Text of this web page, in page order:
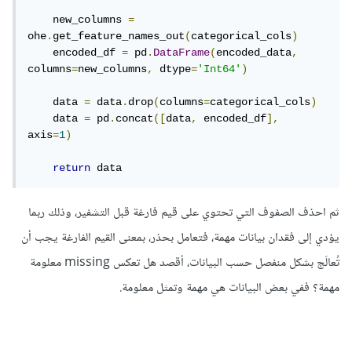
    new_columns
=
ohe.get_feature_names_out(categorical_cols)
    encoded_df
= pd.DataFrame(encoded_data,
columns=new_columns, dtype='Int64')
    data
= data.drop(columns=categorical_cols)
    data
= pd.concat([data, encoded_df],
axis=1)
return data
ثم احذف الصفوف التي تحتوي على قيم فارغة قبل التشفير، وذلك ربما
يؤدي إلى فقدان بيانات مهمة، فتعامل بحذر، بمعنى القيم الفارغة يجب أن
تُعالَج بشكل منفصل حسب البيانات، أقصد هل تعكس missing معلومة
مهمة؟ ففي بعض البيانات هي مهمة وتمثل معلومة.